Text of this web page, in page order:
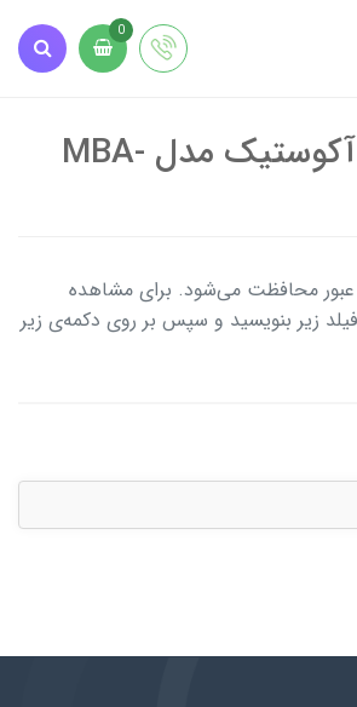
0
آمپلی ام بی آکوستیک مدل MBA-
محافظت می‌شود. برای مشاهده
زیر بنویسید و سپس بر روی دکمه‌ی زیر